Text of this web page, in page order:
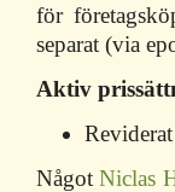
för
separat (via
Aktiv
NågotNiclas